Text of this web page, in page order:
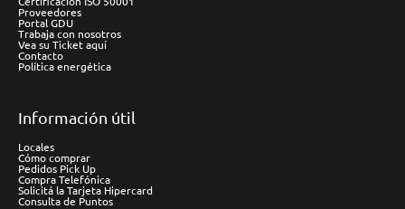
Proveedores
Portal GDU
Trabaja con nosotros
Vea su Ticket aquí
Contacto
Política energética
Información útil
Locales
Cómo comprar
Pedidos Pick Up
Compra Telefónica
Solicitá la Tarjeta Hipercard
Consulta de Puntos